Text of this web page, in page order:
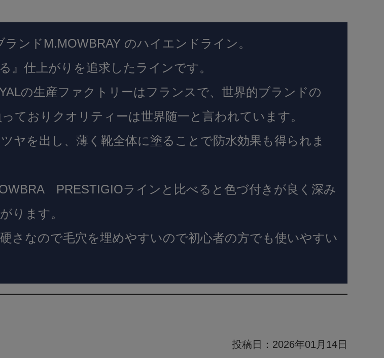
ンドM.MOWBRAY のハイエンドライン。
』仕上がりを追求したラインです。
の生産ファクトリーはフランスで、世界的ブランドの
ておりクオリティーは世界随一と言われています。
ヤを出し、薄く靴全体に塗ることで防水効果も得られま
PRESTIGIOラインと比べると色づ付きが良く深み
ります。
さなので毛穴を埋めやすいので初心者の方でも使いやすい
投稿日： 2026年01月14日